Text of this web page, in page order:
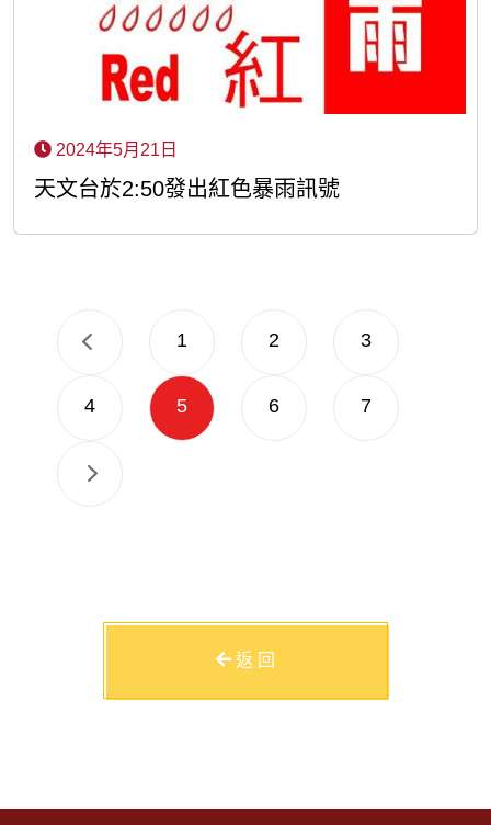
2024年5月21日
天文台於2:50發出紅色暴雨訊號
1 2 3
4 5 6 7
返 回